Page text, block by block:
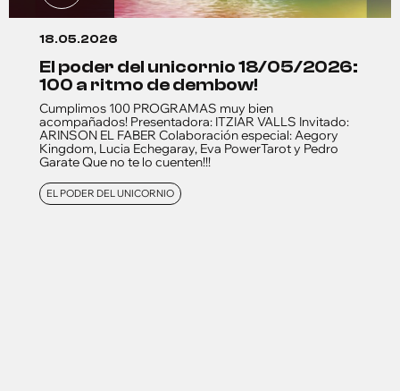
18.05.2026
el poder del unicornio 18/05/2026:
100 a ritmo de dembow!
Cumplimos 100 PROGRAMAS muy bien
acompañados! Presentadora: ITZIAR VALLS Invitado:
ARINSON EL FABER Colaboración especial: Aegory
Kingdom, Lucia Echegaray, Eva PowerTarot y Pedro
Garate Que no te lo cuenten!!!
EL PODER DEL UNICORNIO